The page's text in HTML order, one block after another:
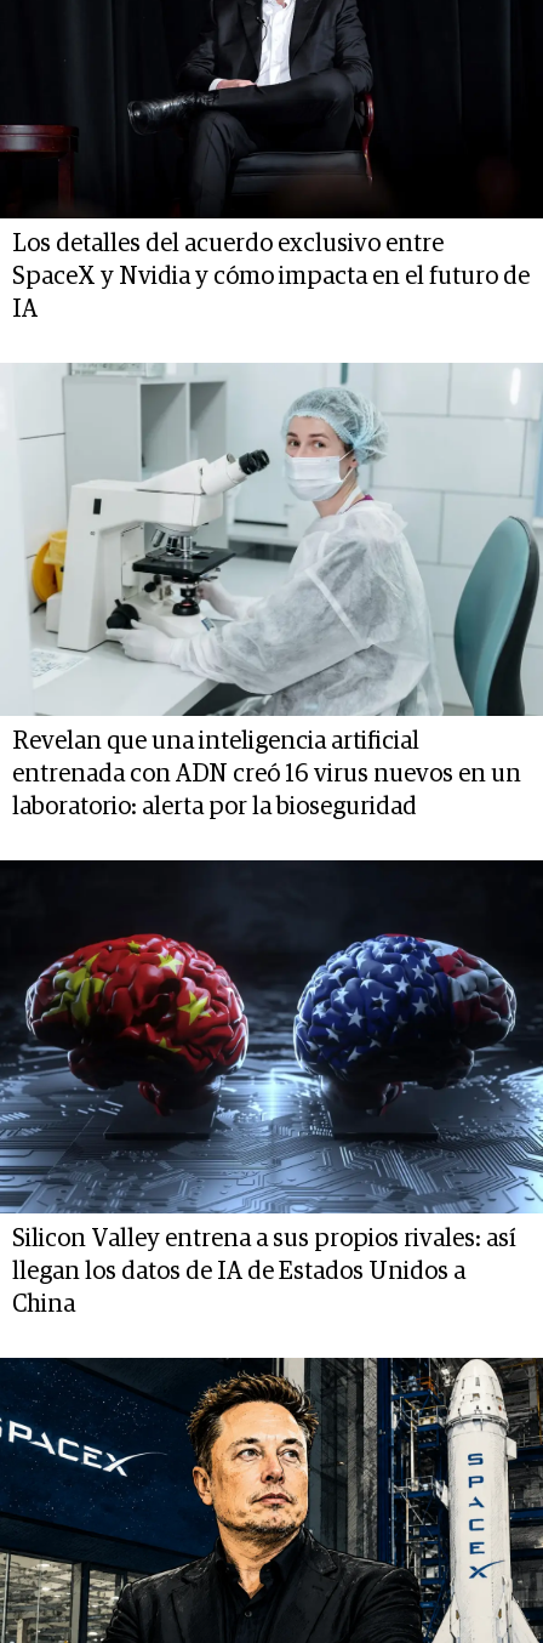
Los detalles del acuerdo exclusivo entre
SpaceX y Nvidia y cómo impacta en el futuro de
IA
Revelan que una inteligencia artificial
entrenada con ADN creó 16 virus nuevos en un
laboratorio: alerta por la bioseguridad
Silicon Valley entrena a sus propios rivales: así
llegan los datos de IA de Estados Unidos a
China